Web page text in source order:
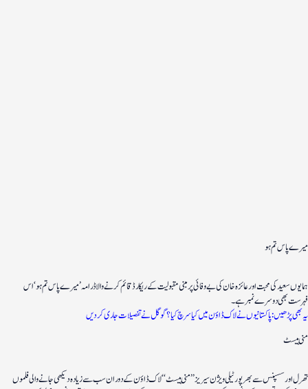
میرے پاس تم ہو
ہمایوں سعید کی محبت اور عائزہ خان کی بے وفائی پر مبنی مقبولیت کے ریکارڈ قائم کرنے والا ڈرامہ ’میرے پاس تم ہو‘ اس
فہرست بھی دوسرے نمبر ہے۔
یہ بھی پڑھیں: پاکستانیوں نے لاک ڈاؤن میں کیا سرچ کیا؟ گوگل نے تفصیلات جاری کردیں
منی ہیسٹ
تھرل اور سسپنس سے بھرپور ٹیلی ویژن سیریز ’’منی ہیسٹ‘‘ لاک ڈاؤن کے دوران سب سے زیادہ دیکھی جانے والی فلموں